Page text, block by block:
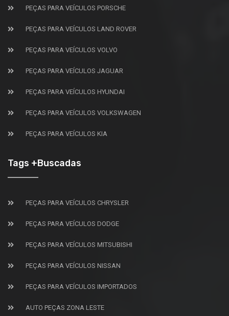
PEÇAS PARA VEÍCULOS PORSCHE
PEÇAS PARA VEÍCULOS LAND ROVER
PEÇAS PARA VEÍCULOS VOLVO
PEÇAS PARA VEÍCULOS JAGUAR
PEÇAS PARA VEÍCULOS HYUNDAI
PEÇAS PARA VEÍCULOS VOLKSWAGEN
PEÇAS PARA VEÍCULOS KIA
Tags +Buscadas
PEÇAS PARA VEÍCULOS CHRYSLER
PEÇAS PARA VEÍCULOS DODGE
PEÇAS PARA VEÍCULOS MITSUBISHI
PEÇAS PARA VEÍCULOS NISSAN
PEÇAS PARA VEÍCULOS IMPORTADOS
AUTO PEÇAS ZONA LESTE